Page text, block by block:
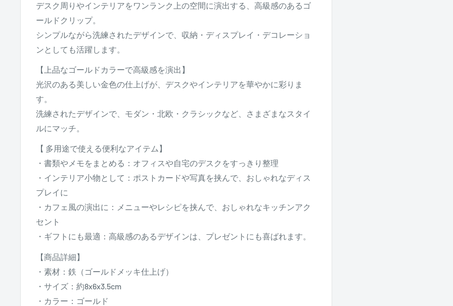
デスク周りやインテリアをワンランク上の空間に演出する、高級感のあるゴ
ールドクリップ。
シンプルながら洗練されたデザインで、収納・ディスプレイ・デコレーショ
ンとしても活躍します。
【上品なゴールドカラーで高級感を演出】
光沢のある美しい金色の仕上げが、デスクやインテリアを華やかに彩りま
す。
洗練されたデザインで、モダン・北欧・クラシックなど、さまざまなスタイ
ルにマッチ。
【 多用途で使える便利なアイテム】
・書類やメモをまとめる：オフィスや自宅のデスクをすっきり整理
・インテリア小物として：ポストカードや写真を挟んで、おしゃれなディス
プレイに
・カフェ風の演出に：メニューやレシピを挟んで、おしゃれなキッチンアク
セント
・ギフトにも最適：高級感のあるデザインは、プレゼントにも喜ばれます。
【商品詳細】
・素材：鉄（ゴールドメッキ仕上げ）
・サイズ：約8x6x3.5cm
・カラー：ゴールド